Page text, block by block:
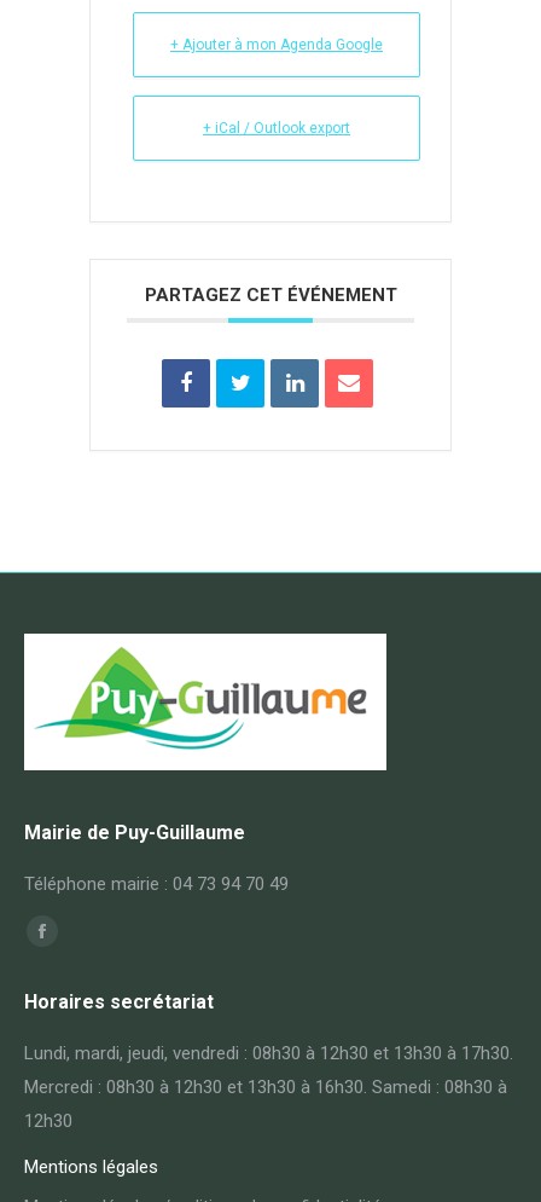
+ Ajouter à mon Agenda Google
+ iCal / Outlook export
PARTAGEZ CET ÉVÉNEMENT
Mairie de Puy-Guillaume
Téléphone mairie : 04 73 94 70 49
Trouvez nous sur :
Facebook
opens
Horaires secrétariat
Lundi, mardi, jeudi, vendredi : 08h30 à 12h30 et 13h30 à 17h30.
Mercredi : 08h30 à 12h30 et 13h30 à 16h30. Samedi : 08h30 à
12h30
Mentions légales